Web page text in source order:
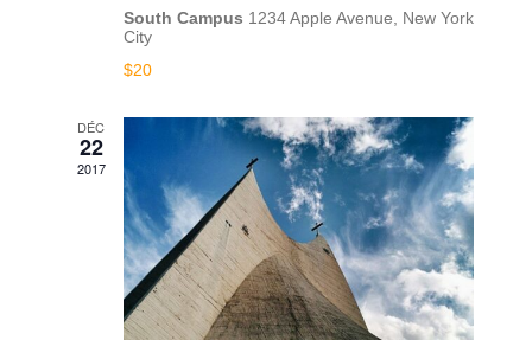
South Campus 1234 Apple Avenue, New York
City
$20
DÉC
22
2017